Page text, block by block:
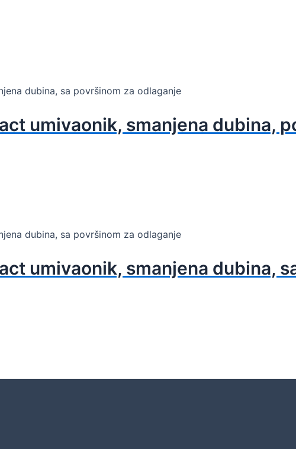
dubina, sa površinom za odlaganje
umivaonik, smanjena dubina,
dubina, sa površinom za odlaganje
umivaonik, smanjena dubina,